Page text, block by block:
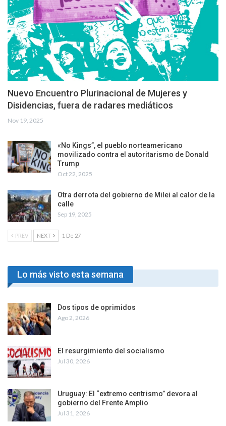
Nuevo Encuentro Plurinacional de Mujeres y
Disidencias, fuera de radares mediáticos
Nov 19, 2025
«No Kings”, el pueblo norteamericano
movilizado contra el autoritarismo de Donald
Trump
Oct 22, 2025
Otra derrota del gobierno de Milei al calor de la
calle
Sep 19, 2025
PREV NEXT 1 De 27
Lo más visto esta semana
Dos tipos de oprimidos
Ago 2, 2026
El resurgimiento del socialismo
Jul 30, 2026
Uruguay: El “extremo centrismo” devora al
gobierno del Frente Amplio
Jul 31, 2026